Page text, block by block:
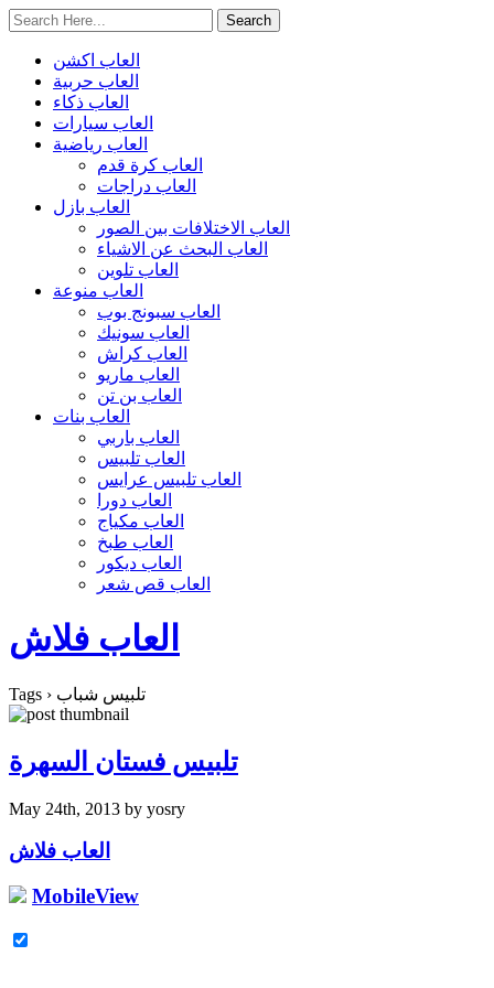
العاب اكشن
العاب حربية
العاب ذكاء
العاب سيارات
العاب رياضية
العاب كرة قدم
العاب دراجات
العاب بازل
العاب الاختلافات بين الصور
العاب البحث عن الاشياء
العاب تلوين
العاب منوعة
العاب سبونج بوب
العاب سونيك
العاب كراش
العاب ماريو
العاب بن تن
العاب بنات
العاب باربي
العاب تلبيس
العاب تلبيس عرايس
العاب دورا
العاب مكياج
العاب طبخ
العاب ديكور
العاب قص شعر
العاب فلاش
Tags › تلبيس شباب
تلبيس فستان السهرة
May 24th, 2013 by yosry
العاب فلاش
MobileView